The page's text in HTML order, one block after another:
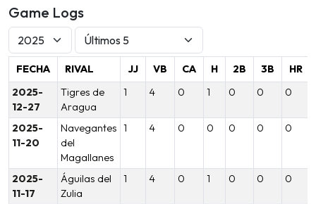
Game Logs
FECHA RIVAL JJ VB CA H 2B 3B
HR
2025-
12-27
Tigres de
Aragua
1 4 0 1 0 0 0
2025-
11-20
Navegantes
del
Magallanes
1 4 0 0 0 0 0
2025-
11-17
Águilas del
Zulia
1 4 0 1 0 0 0